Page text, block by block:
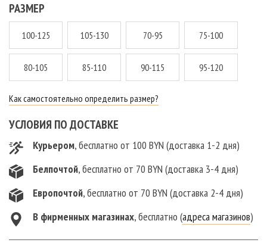
РАЗМЕР
100-125 105-130 70-95 75-100
80-105 85-110 90-115 95-120
Как самостоятельно определить размер?
УСЛОВИЯ ПО ДОСТАВКЕ
Курьером, бесплатно от 100 BYN (доставка 1-2 дня)
Белпочтой, бесплатно от 70 BYN (доставка 3-4 дня)
Европочтой, бесплатно от 70 BYN (доставка 2-4 дня)
В фирменныx магазинах, бесплатно (адреса магазинов)